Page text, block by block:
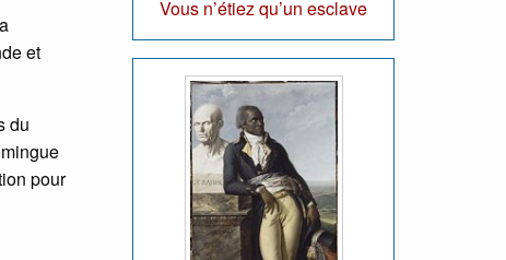
et
du
pour
Vous n’étiez qu’un esclave